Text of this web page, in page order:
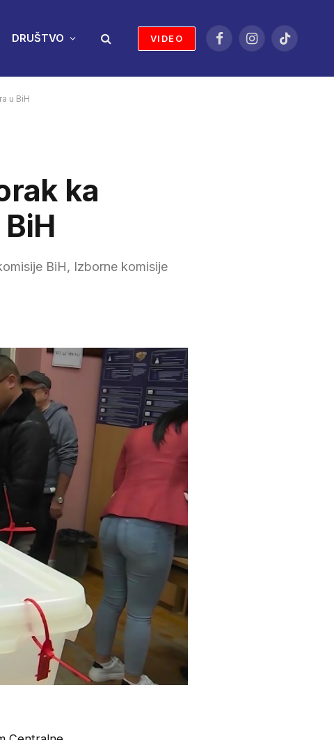
DRUŠTVO VIDEO
FacebookInstagramTikTok
u BiH
ka
BiH, Izborne komisije